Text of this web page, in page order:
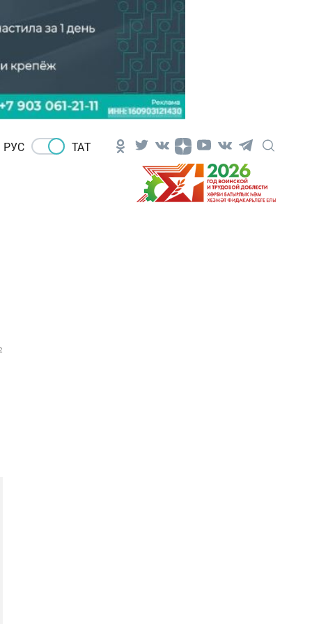
РУС ТАТ